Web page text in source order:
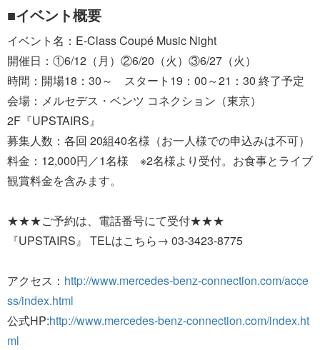
■イベント概要
イベント名：E-Class Coupé Music Night
開催日：①6/12（月）②6/20（火）③6/27（火）
時間：開場18：30～ スタート19：00～21：30 終了予定
会場：メルセデス・ベンツ コネクション（東京）
2F『UPSTAIRS』
募集人数：各回 20組40名様（お一人様での申込みは不可）
料金：12,000円／1名様 ※2名様より受付。お食事とライブ
観賞料金を含みます。
★★★ご予約は、電話番号にて受付★★★
『UPSTAIRS』 TELはこちら→ 03-3423-8775
アクセス： http://www.mercedes-benz-connection.com/acce
ss/index.html
公式HP:http://www.mercedes-benz-connection.com/index.ht
ml